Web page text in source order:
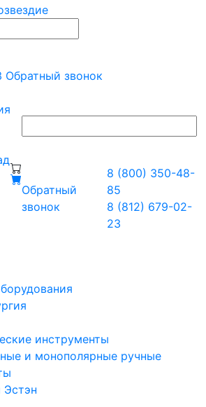
Обратный звонок
Обратный
звонок
8 (800) 350-48-
85
8 (812) 679-02-
23
инструменты
и монополярные ручные